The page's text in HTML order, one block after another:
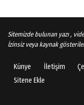
Ali
İRAN
Behlül
Sitemizde bulunan yazı ,
İzinsiz veya kaynak
Künye İletişim
Sitene Ekle